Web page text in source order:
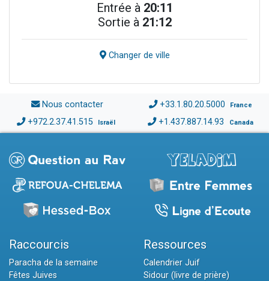
Entrée à 20:11
Sortie à 21:12
Changer de ville
Nous contacter +33.1.80.20.5000 France
+972.2.37.41.515 Israël +1.437.887.14.93 Canada
Raccourcis
Paracha de la semaine
Fêtes Juives
Ressources
Calendrier Juif
Sidour (livre de prière)